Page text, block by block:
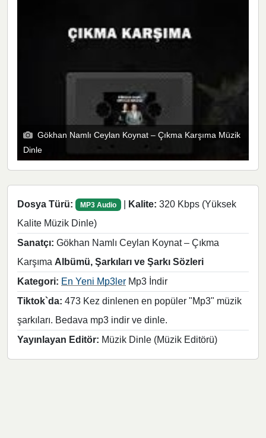
Gökhan Namlı Ceylan Koynat – Çıkma Karşıma Müzik
Dinle
Dosya Türü: MP3 Audio | Kalite: 320 Kbps (Yüksek
Kalite Müzik Dinle)
Sanatçı: Gökhan Namlı Ceylan Koynat – Çıkma
Karşıma Albümü, Şarkıları ve Şarkı Sözleri
Kategori: En Yeni Mp3ler Mp3 İndir
Tiktok`da: 473 Kez dinlenen en popüler "Mp3" müzik
şarkıları. Bedava mp3 indir ve dinle.
Yayınlayan Editör: Müzik Dinle (Müzik Editörü)